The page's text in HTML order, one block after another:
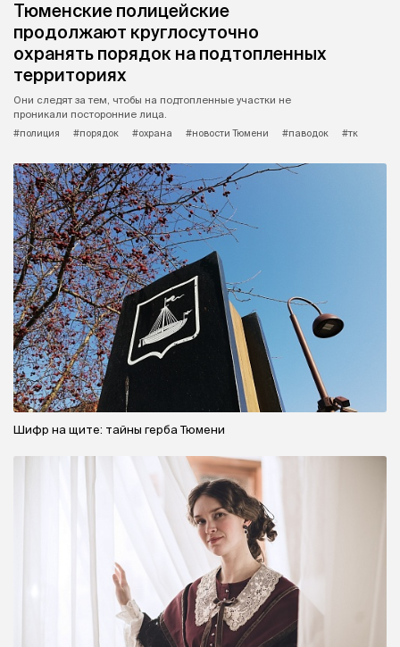
Тюменские полицейские
продолжают круглосуточно
охранять порядок на подтопленных
территориях
Они следят за тем, чтобы на подтопленные участки не
проникали посторонние лица.
#полиция
#порядок #охрана #новости Тюмени #паводок #тк
Шифр на щите: тайны герба Тюмени